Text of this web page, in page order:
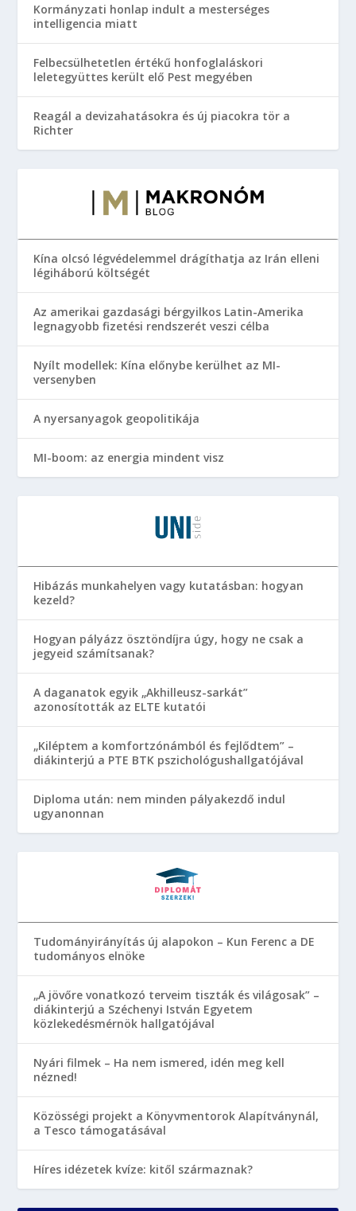
Kormányzati honlap indult a mesterséges
intelligencia miatt
Felbecsülhetetlen értékű honfoglaláskori
leletegyüttes került elő Pest megyében
Reagál a devizahatásokra és új piacokra tör a
Richter
Kína olcsó légvédelemmel drágíthatja az Irán elleni
légiháború költségét
Az amerikai gazdasági bérgyilkos Latin-Amerika
legnagyobb fizetési rendszerét veszi célba
Nyílt modellek: Kína előnybe kerülhet az MI-
versenyben
A nyersanyagok geopolitikája
MI-boom: az energia mindent visz
Hibázás munkahelyen vagy kutatásban: hogyan
kezeld?
Hogyan pályázz ösztöndíjra úgy, hogy ne csak a
jegyeid számítsanak?
A daganatok egyik „Akhilleusz-sarkát”
azonosították az ELTE kutatói
„Kiléptem a komfortzónámból és fejlődtem” –
diákinterjú a PTE BTK pszichológushallgatójával
Diploma után: nem minden pályakezdő indul
ugyanonnan
Tudományirányítás új alapokon – Kun Ferenc a DE
tudományos elnöke
„A jövőre vonatkozó terveim tiszták és világosak” –
diákinterjú a Széchenyi István Egyetem
közlekedésmérnök hallgatójával
Nyári filmek – Ha nem ismered, idén meg kell
nézned!
Közösségi projekt a Könyvmentorok Alapítványnál,
a Tesco támogatásával
Híres idézetek kvíze: kitől származnak?